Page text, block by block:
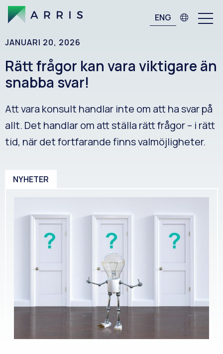
ENG
JANUARI 20, 2026
Rätt frågor kan vara viktigare än
snabba svar!
Att vara konsult handlar inte om att ha svar på
allt. Det handlar om att ställa rätt frågor – i rätt
tid, när det fortfarande finns valmöjligheter.
NYHETER